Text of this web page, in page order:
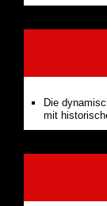
Die
mit